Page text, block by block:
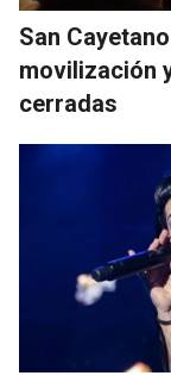
San
movilización
cerradas